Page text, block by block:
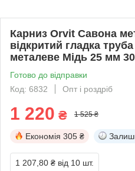
Карниз Orvit Савона
відкритий гладка
металеве Мідь 25 мм
Готово до відправки
Код: 6832
Опт і роздріб
1 220 ₴ 1 525 ₴
Економія 305 ₴
1 207,80 ₴ від 10 шт.